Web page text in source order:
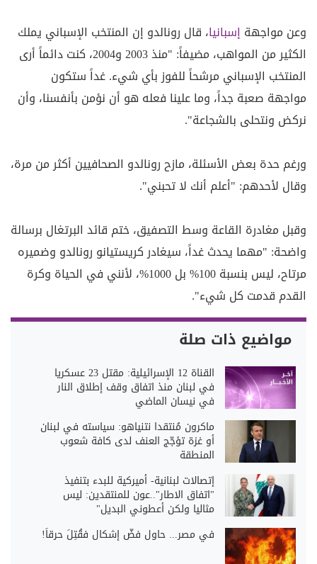
وعن مواجهة إسبانيا، قال رونالدو إن المنتخب الإسباني يملك
الكثير من المواهب، مضيفاً: "منذ 2003 و2004، كنت دائماً أرى
المنتخب الإسباني مرشحاً للفوز بأي شيء. غداً ستكون
مواجهة صعبة جداً، وما علينا فعله هو أن نؤمن بأنفسنا، وأن
نركض ونتحلى بالشجاعة".
ورغم حدة بعض الأسئلة، مازح رونالدو الصحافيين أكثر من مرة،
وقال لأحدهم: "أعلم أنك لا تحبني".
وقبل مغادرة القاعة وسط التصفيق، ختم قائد البرتغال برسالة
واضحة: "مهما يحدث غداً، سيغادر كريستيانو رونالدو وضميره
مرتاح، ليس بنسبة 100% بل 1000%، لأنني في الحياة وكرة
القدم قدمت كل شيء".
مواضيع ذات صلة
القناة 12 الإسرائيلية: مقتل 23 عسكريا
في لبنان منذ اتفاق وقف إطلاق النار
في نيسان الماضي
ماكرون مُنتقدا نتنياهو: سياسته في لبنان
أو غزة تؤجّج العنف لدى كافة شعوب
المنطقة
إتصالات لبنانية- أميركية للبدء بتنفيذ
"اتفاق الاطار"..عون للمنتقدين: ليس
مثاليا ولكن أعطوني البديل"
في مصر... حاول فضّ إشكال فقُتِلَ حرقاً!